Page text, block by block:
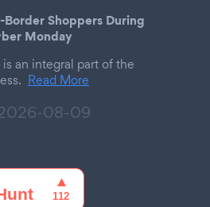
Shoppers During
Monday
an integral part of the
Read More
08-09